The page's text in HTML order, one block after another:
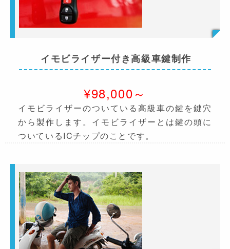
イモビライザー付き高級車鍵制作
¥98,000～
イモビライザーのついている高級車の鍵を鍵穴
から製作します。イモビライザーとは鍵の頭に
ついているICチップのことです。